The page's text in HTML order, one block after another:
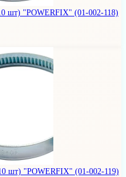
шт) "POWERFIX" (01-002-118)
шт) "POWERFIX" (01-002-119)